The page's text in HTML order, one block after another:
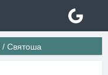
/ Святоша